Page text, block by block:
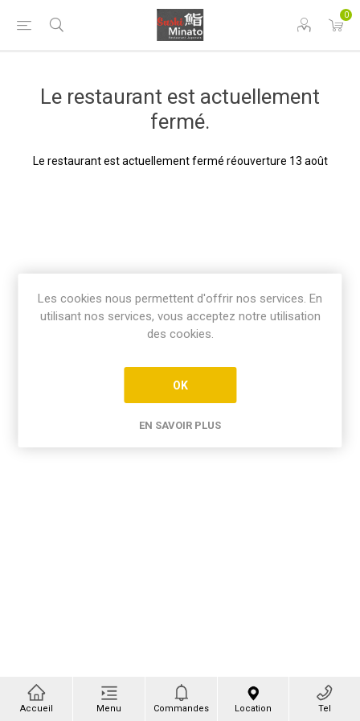
0
Le restaurant est actuellement
fermé.
Le restaurant est actuellement fermé réouverture 13 août
Accueil Menu Commandes Location Tel
Les cookies nous permettent d'offrir nos services. En
utilisant nos services, vous acceptez notre utilisation
des cookies.
OK
EN SAVOIR PLUS